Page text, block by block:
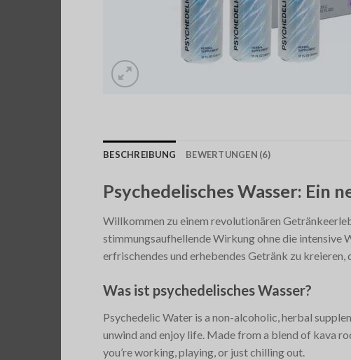
BESCHREIBUNG BEWERTUNGEN (6)
Psychedelisches Wasser: Ein
Willkommen zu einem revolutionären
stimmungsaufhellende Wirkung ohne die
erfrischendes und erhebendes Getränk zu
Was ist psychedelisches Wasser?
Psychedelic Water is a non-alcoholic, herbal
unwind and enjoy life. Made from a blend of kava
you’re working, playing, or just chilling out.